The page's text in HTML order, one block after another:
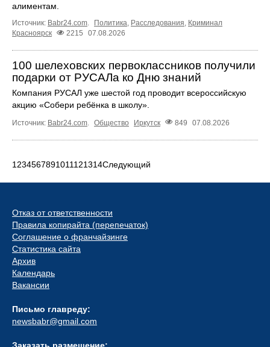
алиментам.
Источник: Babr24.com. Политика, Расследования, Криминал
Красноярск
2215 07.08.2026
100 шелеховских первоклассников получили
подарки от РУСАЛа ко Дню знаний
Компания РУСАЛ уже шестой год проводит всероссийскую
акцию «Собери ребёнка в школу».
Источник: Babr24.com Общество Иркутск 849 07.08.2026
1 234567891011121314Следующий
Отказ от ответственности
Правила копирайта (перепечаток)
Соглашение о франчайзинге
Статистика сайта
Архив
Календарь
Вакансии
Письмо главреду:
newsbabr@gmail.com
Заказать размещение: